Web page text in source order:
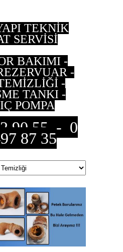
TEKNİK
SERVİSİ
BAKIMI -
-
-
TANKI -
POMPA
90 55 - 0
87 35